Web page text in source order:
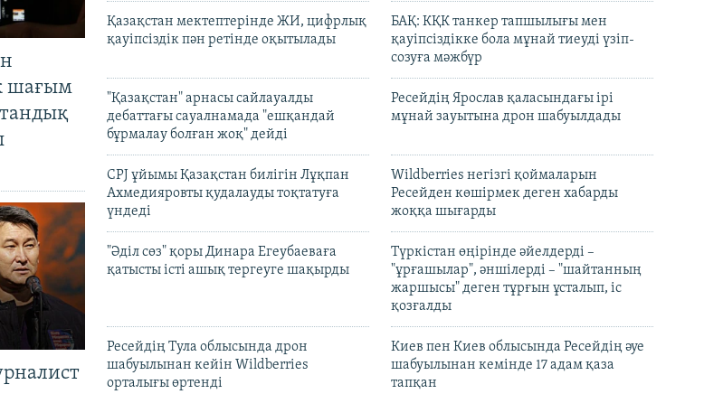
шағым
Қазақстан мектептерінде ЖИ, цифрлық
қауіпсіздік пән ретінде оқытылады
БАҚ: КҚК танкер тапшылығы мен
қауіпсіздікке бола мұнай тиеуді үзіп-
созуға мәжбүр
"Қазақстан" арнасы сайлауалды
дебаттағы сауалнамада "ешқандай
бұрмалау болған жоқ" дейді
Ресейдің Ярослав қаласындағы ірі
мұнай зауытына дрон шабуылдады
CPJ ұйымы Қазақстан билігін Лұқпан
Ахмедияровты қудалауды тоқтатуға
үндеді
Wildberries негізгі қоймаларын
Ресейден көшірмек деген хабарды
жоққа шығарды
"Әділ сөз" қоры Динара Егеубаеваға
қатысты істі ашық тергеуге шақырды
Түркістан өңірінде әйелдерді –
"ұрғашылар", әншілерді – "шайтанның
жаршысы" деген тұрғын ұсталып, іс
қозғалды
Ресейдің Тула облысында дрон
шабуылынан кейін Wildberries
орталығы өртенді
Киев пен Киев облысында Ресейдің әуе
шабуылынан кемінде 17 адам қаза
тапқан